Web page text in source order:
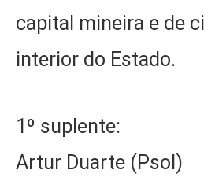
capital mineira e de
interior do Estado.
1º suplente:
Artur Duarte (Psol)